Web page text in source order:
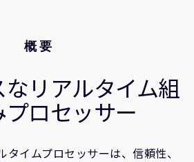
関連製品
関連情報
概要
リアルタイム組
ロセッサー
イムプロセッサーは、信頼性、